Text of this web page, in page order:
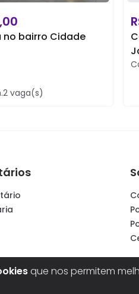
que nos permitem
no bairro Cidade
2 vaga(s)